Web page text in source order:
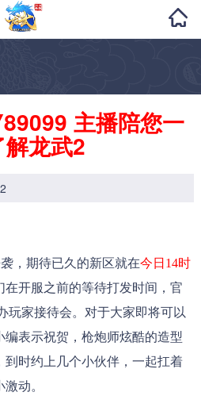
主播陪您一
龙武2
，期待已久的新区就在今日14时
开服之前的等待打发时间，官
玩家接待会。对于大家即将可以
表示祝贺，枪炮师炫酷的造型
时约上几个小伙伴，一起扛着
动。